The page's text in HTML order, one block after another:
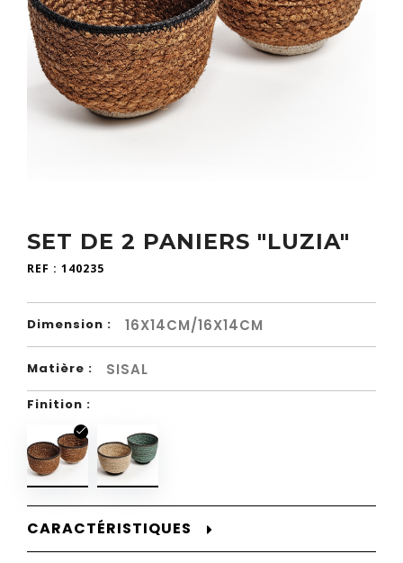
SET DE 2 PANIERS "LUZIA"
REF : 140235
Dimension : 16X14CM/16X14CM
Matière : SISAL
Finition :
CARACTÉRISTIQUES